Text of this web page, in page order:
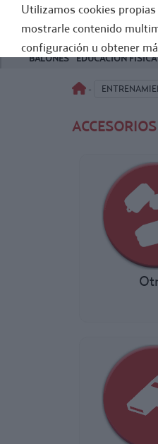
BALONES EDUCACIÓN
-
Utilizamos cookies
mostrarle contenido
configuración u obtener